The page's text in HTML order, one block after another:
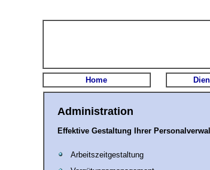
Home
Administration
Effektive Gestaltung Ihrer
Arbeitszeitgestaltung